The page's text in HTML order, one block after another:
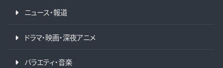
ニュース・報道
ドラマ・映画・深夜アニメ
バラエティ・音楽